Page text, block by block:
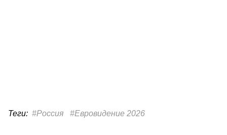
Теги: #Россия #Евровидение 2026